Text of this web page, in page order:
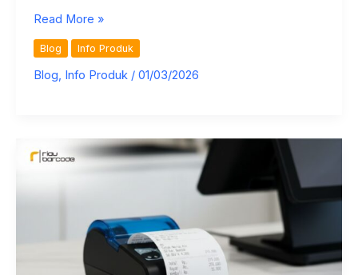
Pahami
Jenis
dan
Manfaat
untuk
Read More »
Blog Info Produk
Blog, Info Produk/ 01/03/2026